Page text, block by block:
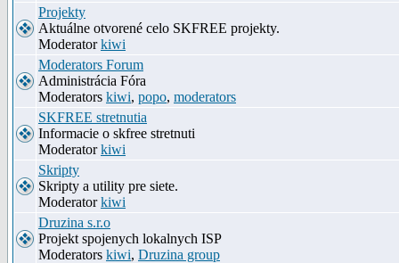
Projekty
Aktuálne otvorené celo SKFREE projekty.
Moderatorkiwi
Moderators Forum
Administrácia Fóra
Moderators kiwi, popo, moderators
SKFREE stretnutia
Informacie o skfree stretnuti
Moderatorkiwi
Skripty
Skripty a utility pre siete.
Moderatorkiwi
Druzina s.r.o
Projekt spojenych lokalnych ISP
Moderators kiwi, Druzina group